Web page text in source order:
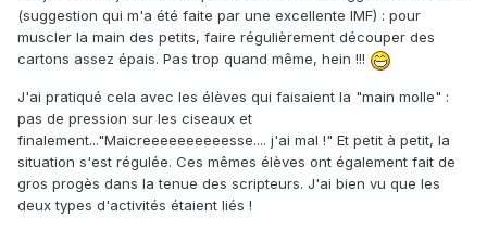
(suggestion qui m'a été faite par une excellente IMF) : pour
muscler la main des petits, faire régulièrement découper des
cartons assez épais. Pas trop quand même, hein !!!
J'ai pratiqué cela avec les élèves qui faisaient la "main molle" :
pas de pression sur les ciseaux et
finalement..."Maicreeeeeeeeeesse.... j'ai mal !" Et petit à petit, la
situation s'est régulée. Ces mêmes élèves ont également fait de
gros progès dans la tenue des scripteurs. J'ai bien vu que les
deux types d'activités étaient liés !